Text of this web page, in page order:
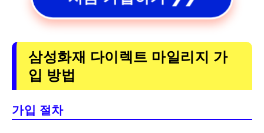
삼성화재 다이렉트 마일리지 가
입 방법
가입 절차